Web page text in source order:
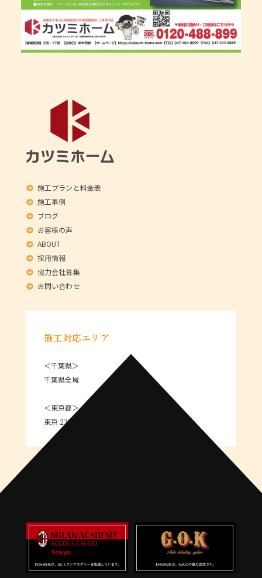
施工プランと料金表
施工事例
ブログ
お客様の声
ABOUT
採用情報
協力会社募集
お問い合わせ
施工対応エリア
＜千葉県＞
千葉県全域
＜東京都＞
東京 23区